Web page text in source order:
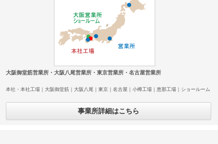
大阪御堂筋営業所・大阪八尾営業所・東京営業所・名古屋営業所
本社・本社工場｜大阪御堂筋｜大阪八尾｜東京｜名古屋｜小樽工場｜恵那工場｜ショールーム
事業所詳細はこちら